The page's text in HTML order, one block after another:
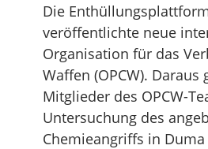
Die
veröffentlichte neue
Organisation für das
Waffen (OPCW). Daraus
Mitglieder des OPCW-
Untersuchung des
Chemieangriffs in